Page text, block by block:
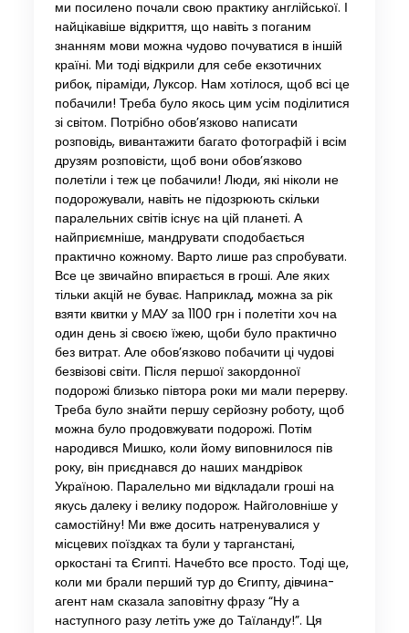
ми посилено почали свою практику англійської. І
найцікавіше відкриття, що навіть з поганим
знанням мови можна чудово почуватися в іншій
країні. Ми тоді відкрили для себе екзотичних
рибок, піраміди, Луксор. Нам хотілося, щоб всі це
побачили! Треба було якось цим усім поділитися
зі світом. Потрібно обов’язково написати
розповідь, вивантажити багато фотографій і всім
друзям розповісти, щоб вони обов’язково
полетіли і теж це побачили! Люди, які ніколи не
подорожували, навіть не підозрюють скільки
паралельних світів існує на цій планеті. А
найприємніше, мандрувати сподобається
практично кожному. Варто лише раз спробувати.
Все це звичайно впирається в гроші. Але яких
тільки акцій не буває. Наприклад, можна за рік
взяти квитки у МАУ за 1100 грн і полетіти хоч на
один день зі своєю їжею, щоби було практично
без витрат. Але обов’язково побачити ці чудові
безвізові світи. Після першої закордонної
подорожі близько півтора роки ми мали перерву.
Треба було знайти першу серйозну роботу, щоб
можна було продовжувати подорожі. Потім
народився Мишко, коли йому виповнилося пів
року, він приєднався до наших мандрівок
Україною. Паралельно ми відкладали гроші на
якусь далеку і велику подорож. Найголовніше у
самостійну! Ми вже досить натренувалися у
місцевих поїздках та були у тарганстані,
оркостані та Єгипті. Начебто все просто. Тоді ще,
коли ми брали перший тур до Єгипту, дівчина-
агент нам сказала заповітну фразу “Ну а
наступного разу летіть уже до Таїланду!”. Ця